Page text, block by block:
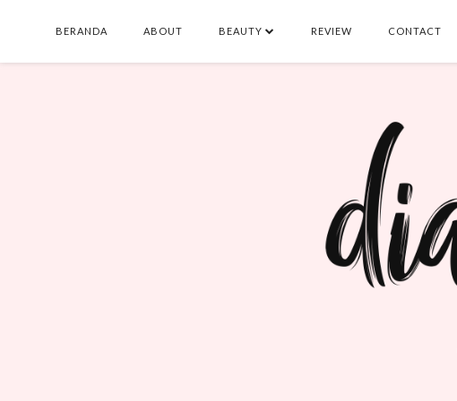
BERANDA ABOUT BEAUTY REVIEW CONTACT